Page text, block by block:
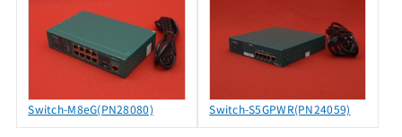
Switch-M8eG(PN28080) Switch-S5GPWR(PN24059)